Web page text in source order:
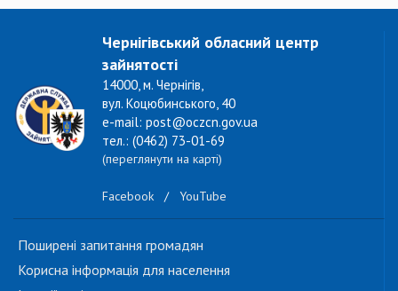
Чернігівський обласний центр
зайнятості
14000, м. Чернігів,
вул. Коцюбинського, 40
e-mail: post@oczcn.gov.ua
тел.: (0462) 73-01-69
(переглянути на карті)
Facebook / YouTube
Поширені запитання громадян
Корисна інформація для населення